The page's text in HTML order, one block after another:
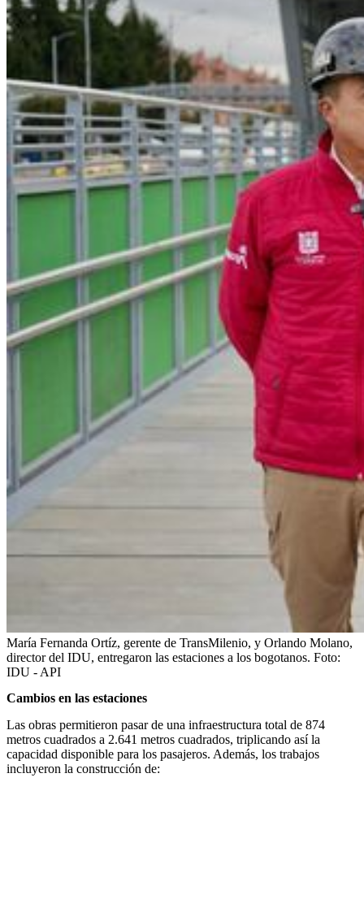
María Fernanda Ortíz, gerente de TransMilenio, y Orlando Molano,
director del IDU, entregaron las estaciones a los bogotanos. Foto:
IDU - API
Cambios en las estaciones
Las obras permitieron pasar de una infraestructura total de 874
metros cuadrados a 2.641 metros cuadrados, triplicando así la
capacidad disponible para los pasajeros. Además, los trabajos
incluyeron la construcción de: